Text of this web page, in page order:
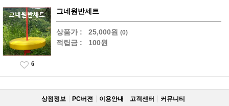
그네원반세트
상품가 : 25,000원 (0)
적립금 : 100원
6
상점정보 PC버젼 이용안내 고객센터 커뮤니티